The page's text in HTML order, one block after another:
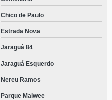
Chico de Paulo
Estrada Nova
Jaraguá 84
Jaraguá Esquerdo
Nereu Ramos
Parque Malwee